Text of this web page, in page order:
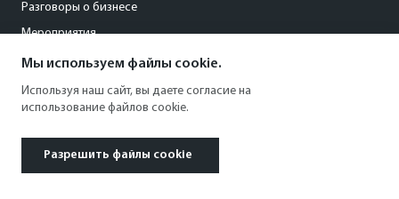
Разговоры о бизнесе
Мероприятия
pisareva@kommersant-kuban.ru
8 (861) 201-94-26
Мы используем файлы cookie.
Используя наш сайт, вы даете согласие на
использование файлов cookie.
Разрешить файлы cookie